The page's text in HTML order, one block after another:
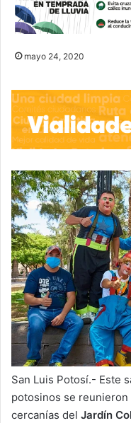
mayo 24, 2020
San Luis Potosí.- Este
potosinos se reunieron
cercanías del Jardín